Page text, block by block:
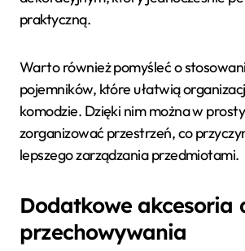
praktyczną.
Warto również pomyśleć o
pojemników, które ułatwią
komodzie. Dzięki nim można w
zorganizować przestrzeń, co
lepszego zarządzania przedmiotami.
Dodatkowe akcesoria
przechowywania